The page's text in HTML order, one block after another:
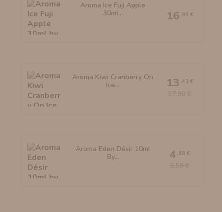
Aroma Ice Fuji Apple
30ml...
16 ,95 €
Aroma Kiwi Cranberry On
Ice...
13 ,43 €
Aroma Eden Désir 10ml
By...
4 ,88 €